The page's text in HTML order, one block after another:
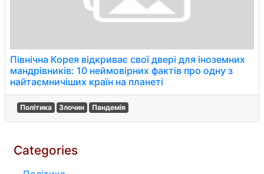
Північна Корея відкриває свої двері для іноземних
мандрівників: 10 неймовірних фактів про одну з
найтаємничіших країн на планеті
Політика Злочин Пандемія
Categories